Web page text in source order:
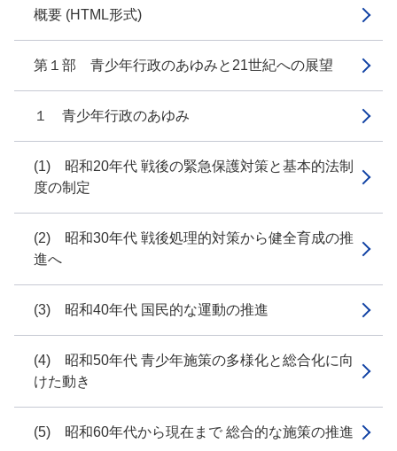
概要 (HTML形式)
第１部 青少年行政のあゆみと21世紀への展望
１ 青少年行政のあゆみ
(1) 昭和20年代 戦後の緊急保護対策と基本的法制
度の制定
(2) 昭和30年代 戦後処理的対策から健全育成の推
進へ
(3) 昭和40年代 国民的な運動の推進
(4) 昭和50年代 青少年施策の多様化と総合化に向
けた動き
(5) 昭和60年代から現在まで 総合的な施策の推進